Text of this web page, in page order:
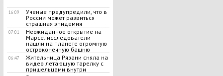
16:09
Ученые предупредили, что в
России может развиться
страшная эпидемия
07:01
Неожиданное открытие на
Марсе: исследователи
нашли на планете огромную
остроконечную башню
06:47
Жительница Рязани сняла на
видео летающую тарелку с
пришельцами внутри